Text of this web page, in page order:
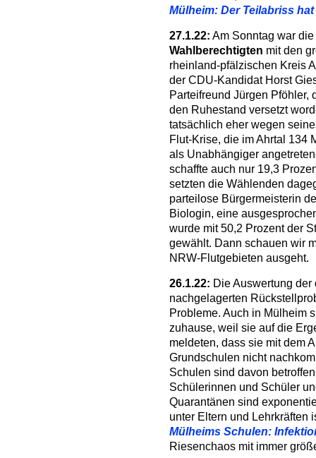
Mülheim: Der Teilabriss
27.1.22: Am Sonntag war die
Wahlberechtigten mit den
rheinland-pfälzischen Kreis
der CDU-Kandidat Horst
Parteifreund Jürgen Pföhler,
den Ruhestand versetzt
tatsächlich eher wegen
Flut-Krise, die im Ahrtal 134
als Unabhängiger
schaffte auch nur 19,3
setzten die Wählenden
parteilose Bürgermeisterin
Biologin, eine
wurde mit 50,2 Prozent der
gewählt. Dann schauen wir
NRW-Flutgebieten ausgeht.
26.1.22: Die Auswertung
nachgelagerten
Probleme. Auch in Mülheim
zuhause, weil sie auf die
meldeten, dass sie mit dem
Grundschulen nicht
Schulen sind davon
Schülerinnen und Schüler
Quarantänen sind
unter Eltern und Lehrkräften
Mülheims Schulen:
Riesenchaos mit immer